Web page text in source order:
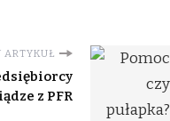
ARTYKUŁ
z PFR